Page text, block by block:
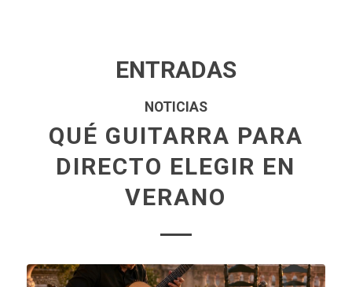
ENTRADAS
NOTICIAS
QUÉ GUITARRA PARA
DIRECTO ELEGIR EN
VERANO